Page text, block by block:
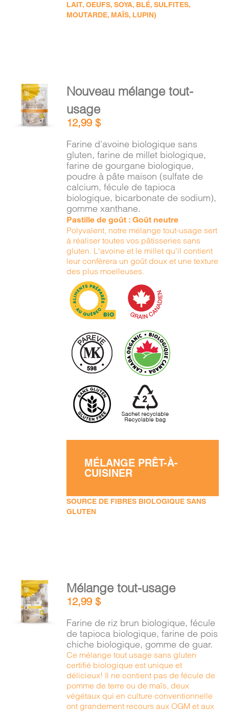
LAIT, OEUFS, SOYA, BLÉ, SULFITES,
MOUTARDE, MAÏS, LUPIN)
AJOUTER
AU
PANIER
/
DÉTAILS
Nouveau mélange tout-
usage
12,99$
Farine d'avoine biologique sans
gluten, farine de millet biologique,
farine de gourgane biologique,
poudre à pâte maison (sulfate de
calcium, fécule de tapioca
biologique, bicarbonate de sodium),
gomme xanthane.
Pastille de goût : Goût neutre
Polyvalent, notre mélange tout-usage sert
à réaliser toutes vos pâtisseries sans
gluten. L'avoine et le millet qu'il contient
leur confèrera un goût doux et une texture
des plus moelleuses.
MÉLANGE PRÊT-À-
CUISINER
SOURCE DE FIBRES BIOLOGIQUE SANS
GLUTEN
AJOUTER
AU
PANIER
/
DÉTAILS
Mélange tout-usage
12,99$
Farine de riz brun biologique, fécule
de tapioca biologique, farine de pois
chiche biologique, gomme de guar.
Ce mélange tout usage sans gluten
certifié biologique est unique et
délicieux! Il ne contient pas de fécule de
pomme de terre ou de maïs, deux
végétaux qui en culture conventionnelle
ont grandement recours aux OGM et aux